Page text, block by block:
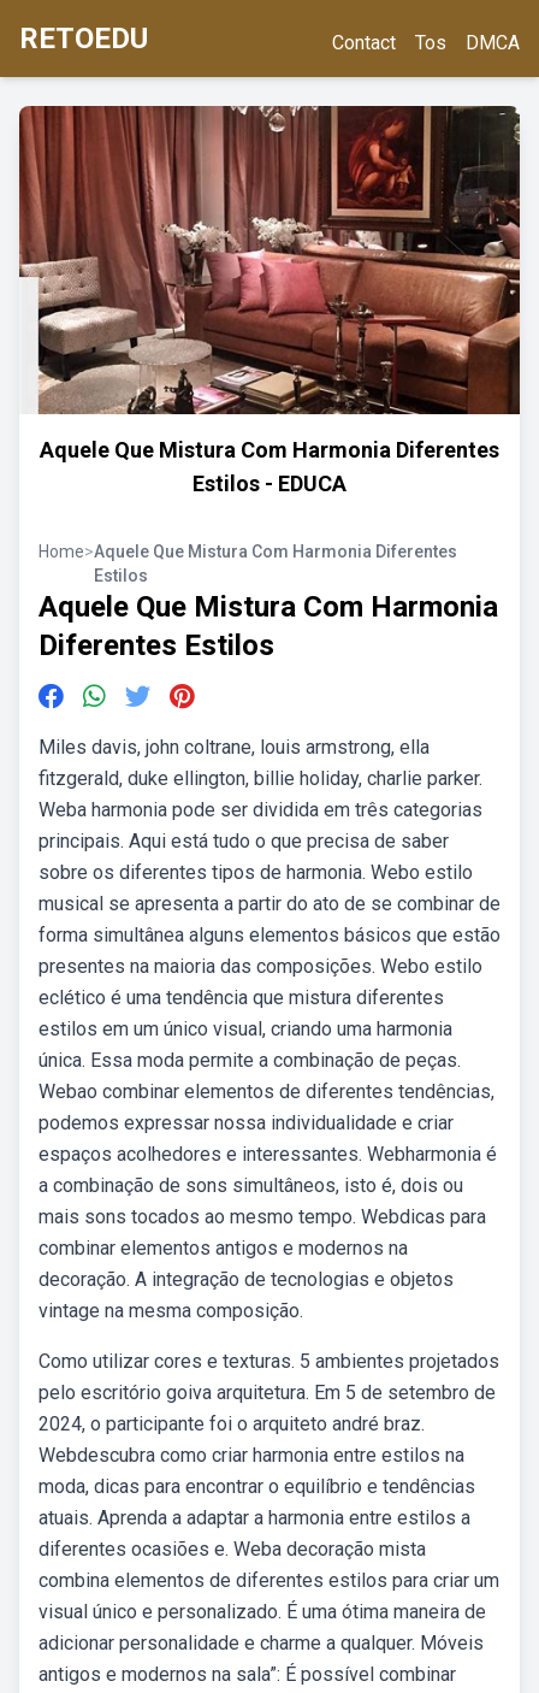
RETOEDU Contact Tos DMCA
Aquele Que Mistura Com Harmonia Diferentes
Estilos - EDUCA
Home>Aquele Que Mistura Com Harmonia Diferentes
Estilos
Aquele Que Mistura Com Harmonia
Diferentes Estilos
Miles davis, john coltrane, louis armstrong, ella
fitzgerald, duke ellington, billie holiday, charlie parker.
Weba harmonia pode ser dividida em três categorias
principais. Aqui está tudo o que precisa de saber
sobre os diferentes tipos de harmonia. Webo estilo
musical se apresenta a partir do ato de se combinar de
forma simultânea alguns elementos básicos que estão
presentes na maioria das composições. Webo estilo
eclético é uma tendência que mistura diferentes
estilos em um único visual, criando uma harmonia
única. Essa moda permite a combinação de peças.
Webao combinar elementos de diferentes tendências,
podemos expressar nossa individualidade e criar
espaços acolhedores e interessantes. Webharmonia é
a combinação de sons simultâneos, isto é, dois ou
mais sons tocados ao mesmo tempo. Webdicas para
combinar elementos antigos e modernos na
decoração. A integração de tecnologias e objetos
vintage na mesma composição.
Como utilizar cores e texturas. 5 ambientes projetados
pelo escritório goiva arquitetura. Em 5 de setembro de
2024, o participante foi o arquiteto andré braz.
Webdescubra como criar harmonia entre estilos na
moda, dicas para encontrar o equilíbrio e tendências
atuais. Aprenda a adaptar a harmonia entre estilos a
diferentes ocasiões e. Weba decoração mista
combina elementos de diferentes estilos para criar um
visual único e personalizado. É uma ótima maneira de
adicionar personalidade e charme a qualquer. Móveis
antigos e modernos na sala”: É possível combinar